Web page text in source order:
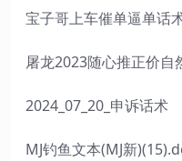
宝子哥上车催单逼单话
屠龙2023随心推正价
2024_07_20_申诉话术
MJ钓鱼文本(MJ新